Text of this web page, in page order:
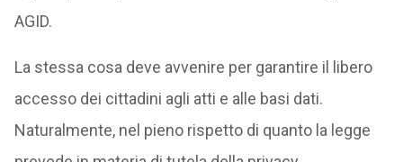
AGID.
La stessa cosa deve avvenire per garantire il libero
accesso dei cittadini agli atti e alle basi dati.
Naturalmente, nel pieno rispetto di quanto la legge